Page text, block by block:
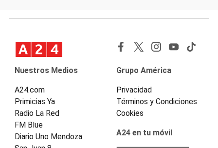
Nuestros Medios
A24.com
Primicias Ya
Radio La Red
FM Blue
Diario Uno Mendoza
Grupo América
Privacidad
Términos y Condiciones
Cookies
A24 en tu móvil